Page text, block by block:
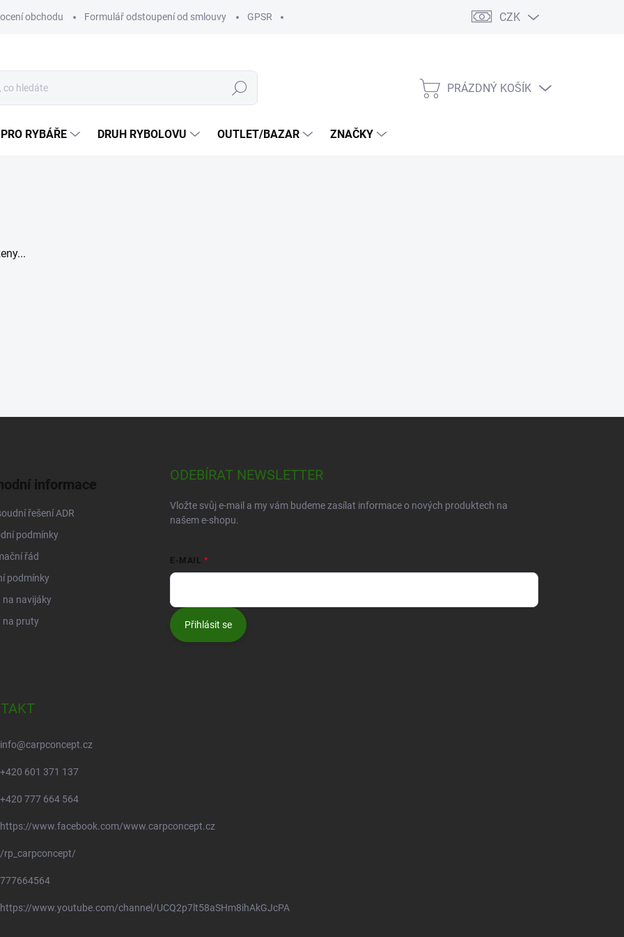
obchodu Formulář odstoupení od smlouvy GPSR CZK
Hledat
NÁKUPNÍ
PRÁZDNÝ KOŠÍK
RYBÁŘE DRUH RYBOLOVU OUTLET/BAZAR ZNAČKY
informace
řešení ADR
podmínky
řád
podmínky
na navijáky
na pruty
ODEBÍRAT NEWSLETTER
Vložte svůj e-mail a my vám budeme zasílat informace o nových produktech na
našem e-shopu.
E-MAIL
Přihlásit se
info@carpconcept.cz
+420 601 371 137
+420 777 664 564
https://www.facebook.com/www.carpconcept.cz
/rp_carpconcept/
777664564
https://www.youtube.com/channel/UCQ2p7lt58aSHm8ihAkGJcPA